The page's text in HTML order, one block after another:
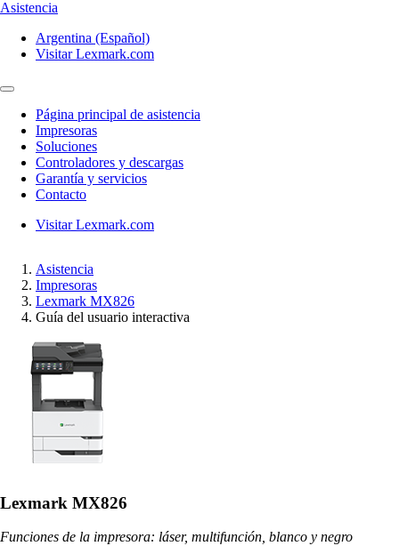
Asistencia
Argentina (Español)
Visitar Lexmark.com
Página principal de asistencia
Impresoras
Soluciones
Controladores y descargas
Garantía y servicios
Contacto
Visitar Lexmark.com
Asistencia
Impresoras
Lexmark MX826
Guía del usuario interactiva
Lexmark MX826
Funciones de la impresora: láser, multifunción, blanco y negro